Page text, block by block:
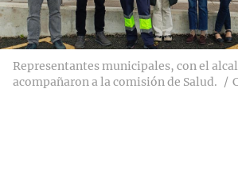
Representantes municipales, con el
acompañaron a la comisión de Salud.